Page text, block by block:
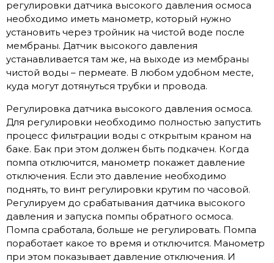
регулировки датчика высокого давления осмоса
необходимо иметь манометр, который нужно
установить через тройник на чистой воде после
мембраны. Датчик высокого давления
устанавливается там же, на выходе из мембраны
чистой воды – пермеате. В любом удобном месте,
куда могут дотянуться трубки и провода.
Регулировка датчика высокого давления осмоса.
Для регулировки необходимо полностью запустить
процесс фильтрации воды с открытым краном на
баке. Бак при этом должен быть подкачен. Когда
помпа отключится, манометр покажет давление
отключения. Если это давление необходимо
поднять, то винт регулировки крутим по часовой.
Регулируем до срабатывания датчика высокого
давления и запуска помпы обратного осмоса.
Помпа сработала, больше не регулировать. Помпа
поработает какое то время и отключится. Манометр
при этом показывает давление отключения. И